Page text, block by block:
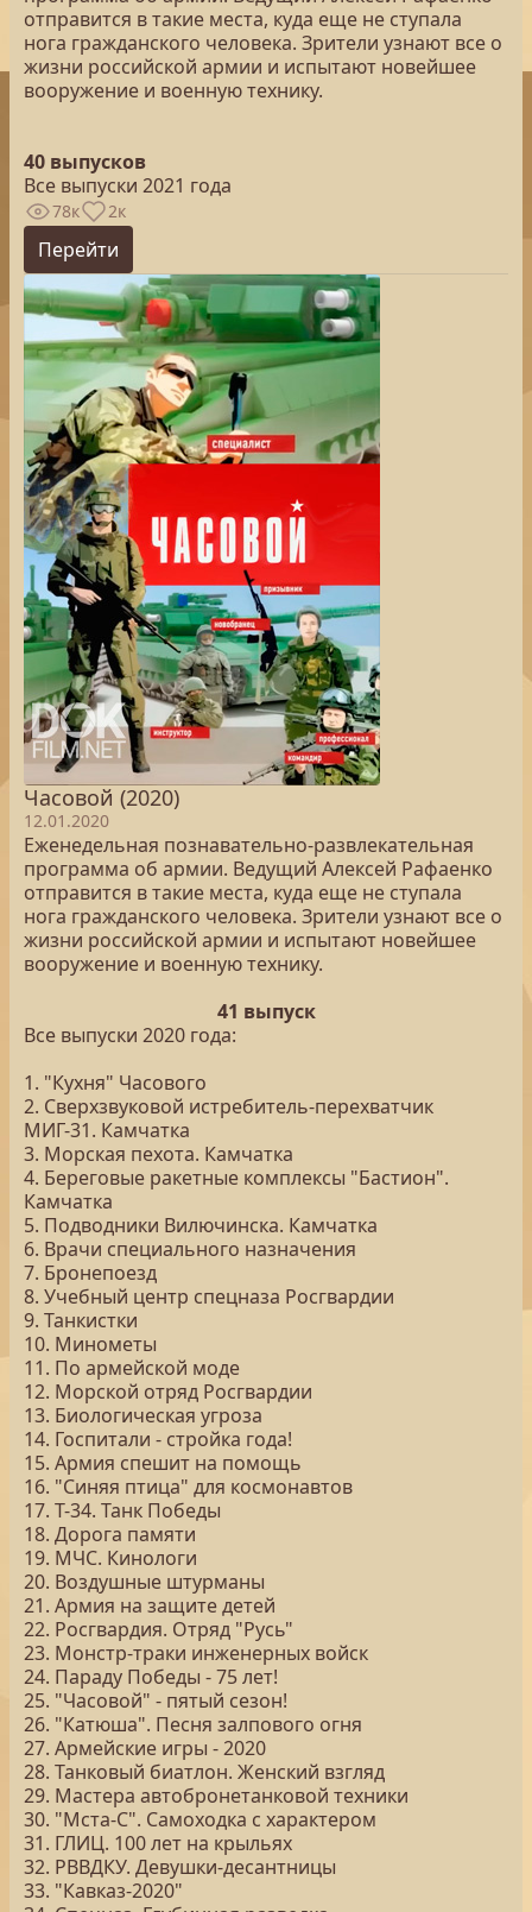
отправится в такие места, куда еще не ступала
нога гражданского человека. Зрители узнают все о
жизни российской армии и испытают новейшее
вооружение и военную технику.
40 выпусков
Все выпуски 2021 года
78к 2к
Перейти
Часовой (2020)
12.01.2020
Еженедельная познавательно-развлекательная
программа об армии. Ведущий Алексей Рафаенко
отправится в такие места, куда еще не ступала
нога гражданского человека. Зрители узнают все о
жизни российской армии и испытают новейшее
вооружение и военную технику.
41 выпуск
Все выпуски 2020 года:
1. "Кухня" Часового
2. Сверхзвуковой истребитель-перехватчик
МИГ-31. Камчатка
3. Морская пехота. Камчатка
4. Береговые ракетные комплексы "Бастион".
Камчатка
5. Подводники Вилючинска. Камчатка
6. Врачи специального назначения
7. Бронепоезд
8. Учебный центр спецназа Росгвардии
9. Танкистки
10. Минометы
11. По армейской моде
12. Морской отряд Росгвардии
13. Биологическая угроза
14. Госпитали - стройка года!
15. Армия спешит на помощь
16. "Синяя птица" для космонавтов
17. Т-34. Танк Победы
18. Дорога памяти
19. МЧС. Кинологи
20. Воздушные штурманы
21. Армия на защите детей
22. Росгвардия. Отряд "Русь"
23. Монстр-траки инженерных войск
24. Параду Победы - 75 лет!
25. "Часовой" - пятый сезон!
26. "Катюша". Песня залпового огня
27. Армейские игры - 2020
28. Танковый биатлон. Женский взгляд
29. Мастера автобронетанковой техники
30. "Мста-С". Самоходка с характером
31. ГЛИЦ. 100 лет на крыльях
32. РВВДКУ. Девушки-десантницы
33. "Кавказ-2020"